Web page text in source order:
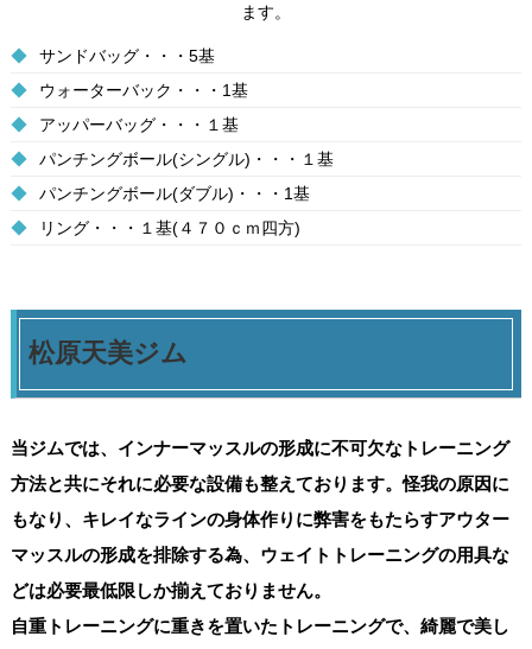
ます。
◆
サンドバッグ・・・5基
◆
ウォーターバック・・・1基
◆
アッパーバッグ・・・１基
◆
パンチングボール(シングル)・・・１基
◆
パンチングボール(ダブル)・・・1基
◆
リング・・・１基(４７０ｃｍ四方)
松原天美ジム
当ジムでは、インナーマッスルの形成に不可欠なトレーニング
方法と共にそれに必要な設備も整えております。怪我の原因に
もなり、キレイなラインの身体作りに弊害をもたらすアウター
マッスルの形成を排除する為、ウェイトトレーニングの用具な
どは必要最低限しか揃えておりません。
自重トレーニングに重きを置いたトレーニングで、綺麗で美し